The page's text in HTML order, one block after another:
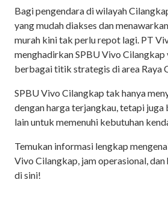
Bagi pengendara di wilayah
yang mudah diakses dan
murah kini tak perlu repot lagi. PT
menghadirkan SPBU Vivo
berbagai titik strategis di area Raya
SPBU Vivo Cilangkap tak hanya
dengan harga terjangkau, tetapi
lain untuk memenuhi kebutuhan
Temukan informasi lengkap
Vivo Cilangkap, jam operasional,
di sini!